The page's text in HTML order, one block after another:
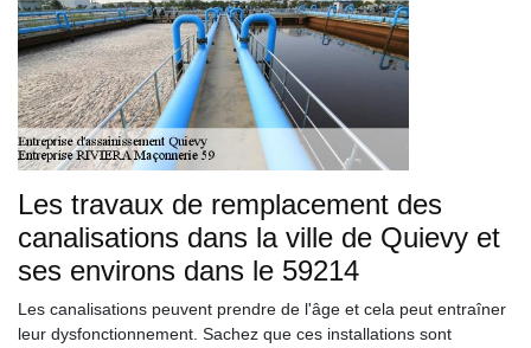
Les travaux de remplacement des
canalisations dans la ville de Quievy et
ses environs dans le 59214
Les canalisations peuvent prendre de l'âge et cela peut entraîner
leur dysfonctionnement. Sachez que ces installations sont